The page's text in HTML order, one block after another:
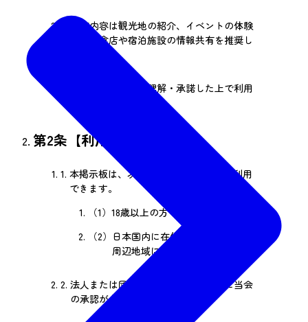
投稿内容は観光地の紹介、イベントの体験
談、飲食店や宿泊施設の情報共有を推奨し
利用者は本規約を理解・承諾した上で利用
第2条【利用資格】
1. 本掲示板は、次の条件を満たす方のみ利用
できます。
（1） 18歳以上の方
（2） 日本国内に在住し、仙台市および
周辺地域に関連する投稿を行う方
2. 法人または団体による利用は、事前に当会
の承認が必要です。